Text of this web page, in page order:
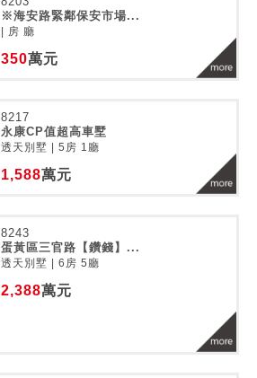
※海安路緊鄰保安市場...
| 房 廳
350萬元
8217
永康CP值超高車墅
透天別墅 | 5房 1廳
1,588萬元
8243
蛋黃區三官路【鑽錢】...
透天別墅 | 6房 5廳
2,388萬元